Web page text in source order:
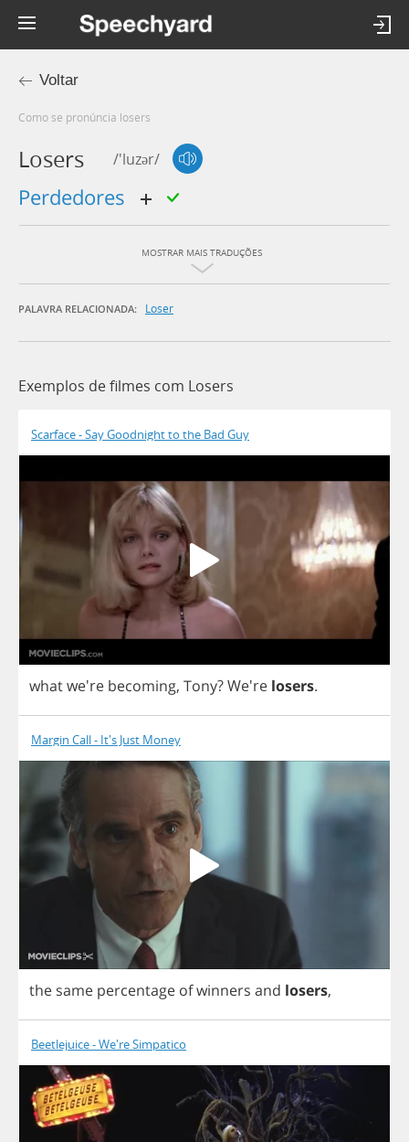
Voltar
Como se pronúncia losers
Losers /'luzər/
perdedores
MOSTRAR MAIS TRADUÇÕES
PALAVRA RELACIONADA: Loser
Exemplos de filmes com Losers
Scarface - Say Goodnight to the Bad Guy
whatwe're becoming, Tony?We're losers.
Margin Call - It's Just Money
the same percentage ofwinners and losers,
Beetlejuice - We're Simpatico